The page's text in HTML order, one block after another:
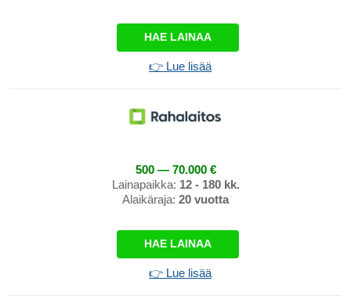
HAE LAINAA
👉 Lue lisää
500 — 70.000 €
Lainapaikka: 12 - 180 kk.
Alaikäraja: 20 vuotta
HAE LAINAA
👉 Lue lisää